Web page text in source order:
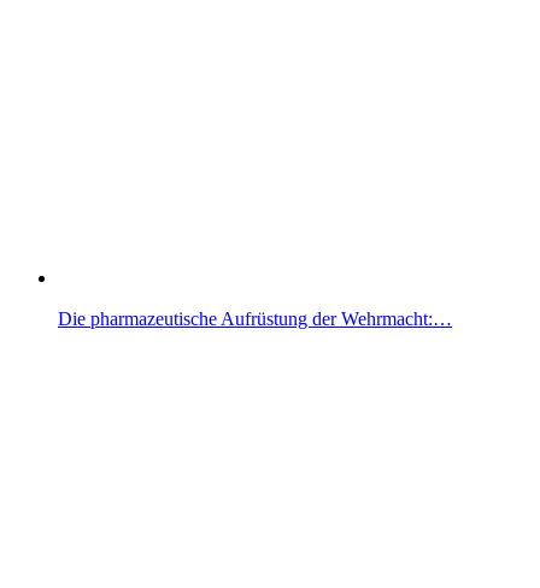
Die pharmazeutische Aufrüstung der Wehrmacht:…